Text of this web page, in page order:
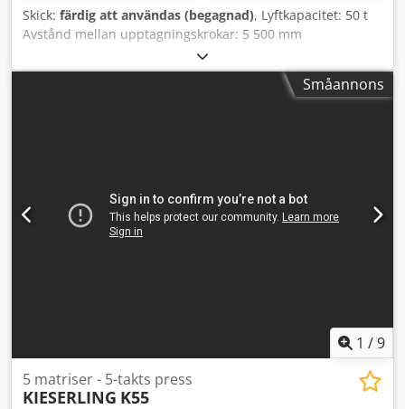
Skick: färdig att användas (begagnad), Lyftkapacitet: 50 t
Avstånd mellan upptagningskrokar: 5 500 mm
Infästningssidor för dubbel- och enkelkrokar, kroköppning:
100 mm Sväng- och vridbar mittkrok med
infästningsöppning: 200 mm Dkjdpfxogzpwgo Adior Höjd
Småannons
1 /9
5 matriser - 5-takts press
KIESERLING K55